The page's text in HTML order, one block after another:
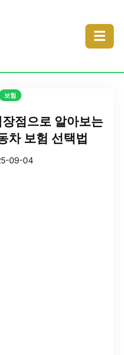
☰
보험
점으로 알아보는
차 보험 선택법
09-04